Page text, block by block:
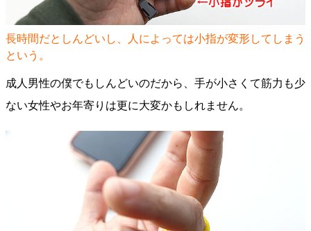
長時間だとしんどいし、人によっては小指が変形してしまう
という。
成人男性の僕でもしんどいのだから、手が小さくて筋力も少
ない女性やお年寄りは更に大変かもしれません。